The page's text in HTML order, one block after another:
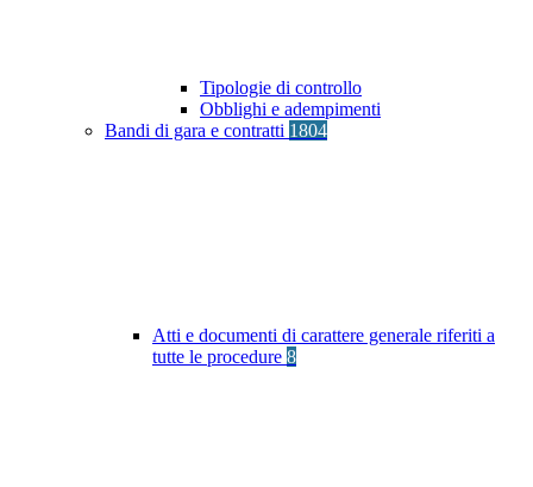
Tipologie di controllo
Obblighi e adempimenti
Bandi di gara e contratti 1804
Atti e documenti di carattere generale riferiti a
tutte le procedure 8